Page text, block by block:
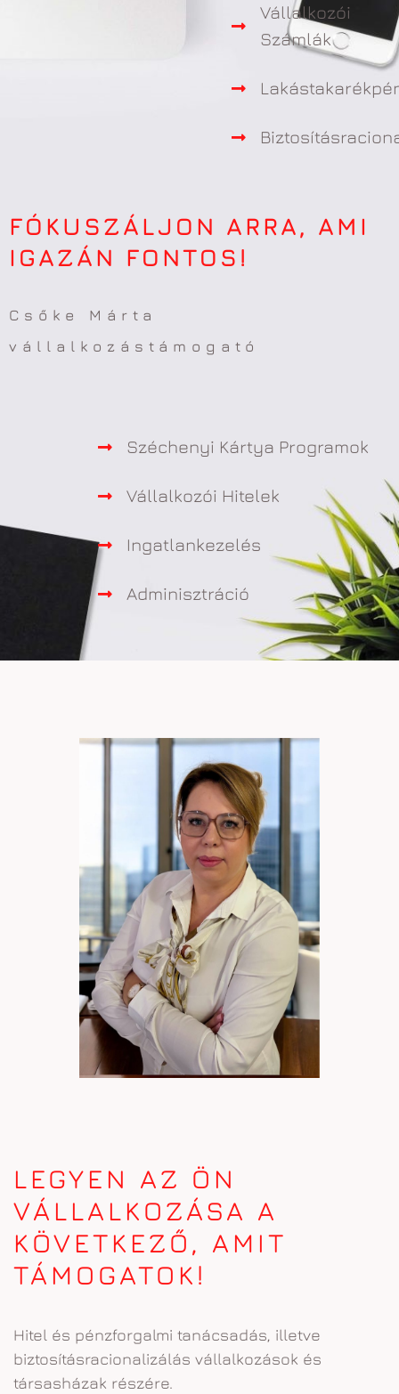
Vállalkozói
Számlák
FÓKUSZÁLJON ARRA, AMI
IGAZÁN FONTOS!
Csőke Márta
vállalkozástámogató
Széchenyi Kártya Programok
Vállalkozói Hitelek
Ingatlankezelés
Adminisztráció
LEGYEN AZ ÖN
VÁLLALKOZÁSA A
KÖVETKEZŐ, AMIT
TÁMOGATOK!
Hitel és pénzforgalmi tanácsadás, illetve
biztosításracionalizálás vállalkozások és
társasházak részére.